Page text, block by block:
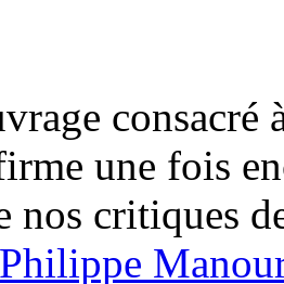
une fois
critiques
Philippe